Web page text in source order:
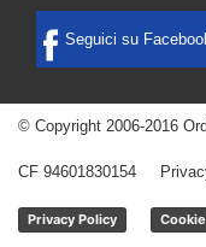
Seguici su
© Copyright 2006-2016
CF 94601830154
Privacy Policy